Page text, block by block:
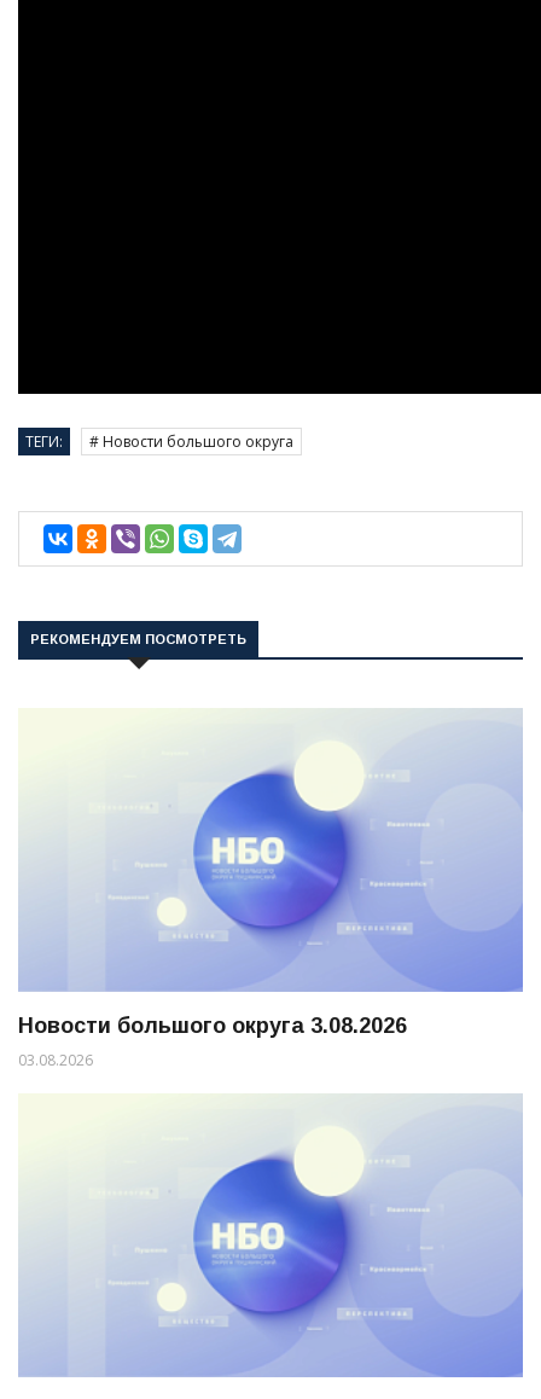
ТЕГИ: # Новости большого округа
РЕКОМЕНДУЕМ ПОСМОТРЕТЬ
Новости большого округа 3.08.2026
03.08.2026